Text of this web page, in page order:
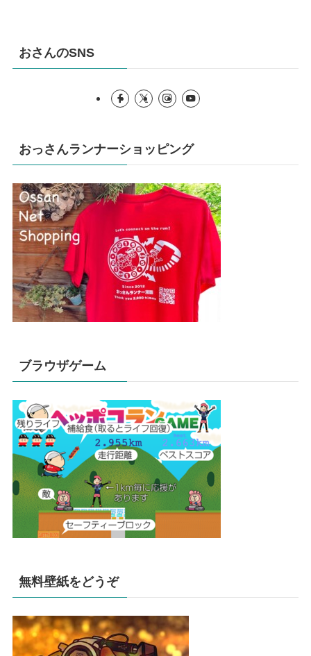
おさんのSNS
おっさんランナーショッピング
ブラウザゲーム
無料壁紙をどうぞ